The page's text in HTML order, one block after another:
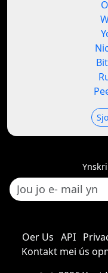
Oer Us API
Kontakt mei ús